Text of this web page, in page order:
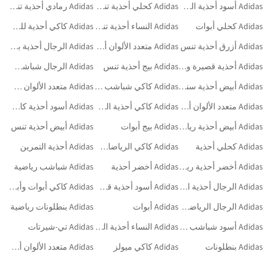
Adidas أسود أحذية الجري والتدريب
Adidas كحلي أحذية تنس
Adidas رمادي أحذية تنس
Adidas كحلي أبوات
Adidas النساء أحذية تنس
Adidas كاكي أحذية للخارج
Adidas أزرق أحذية تنس
Adidas متعدد الألوان أحذية قصيرة وطويلة للدراجات النارية
Adidas الرجال أحذية بكعب مسطح
Adidas أحذية قصيرة وطويلة للدراجات الناريةAdidas بيج أحذية تنس
Adidas الرجال شباشب رياضية
Adidas أبيض أحذية سنيكرز
Adidas كاكي شباشب رياضية
Adidas متعدد الألوان ستيليتو
Adidas متعدد الألوان أحذية تنس
Adidas كاكي أحذية المشي
Adidas أسود أحذية كاجوال
Adidas أبيض أحذية رياضيةAdidas بيج أبوات
Adidas أبيض أحذية تنس
Adidas كحلي أحذية
Adidas كاكي الرياضات التخصصية
Adidas أحذية التمرين
Adidas أخضر أحذية رياضيةAdidas أخضر أحذية
Adidas شباشب رياضية
Adidas الرجال أحذية التمرين
Adidas أسود أحذية قصيرة وطويلة للدراجات النارية
Adidas كاكي أبوات وأبوات بطول الركبة
Adidas الرجال الرياضة والأنشطة الخارجية Adidas أبوات
Adidas بنطلونات رياضية
Adidas أسود شباشب رياضية
Adidas النساء أحذية الجري والتدريبAdidas تي-شيرتات
Adidas بنطلونات
Adidas كاكي ميولز
Adidas متعدد الألوان أحذية